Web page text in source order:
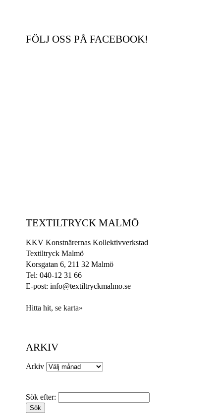
FÖLJ OSS PÅ FACEBOOK!
TEXTILTRYCK MALMÖ
KKV Konstnärernas Kollektivverkstad
Textiltryck Malmö
Korsgatan 6, 211 32 Malmö
Tel: 040-12 31 66
E-post: info@textiltryckmalmo.se
Hitta hit, se karta»
ARKIV
Arkiv
Sök efter: